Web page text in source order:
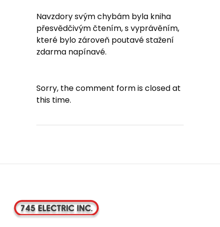
Navzdory svým chybám byla kniha
přesvědčivým čtením, s vyprávěním,
které bylo zároveň poutavé stažení
zdarma​ napínavé.
Sorry, the comment form is closed at
this time.